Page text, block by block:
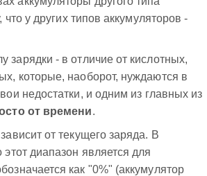
у других типов аккумуляторов -
зарядки - в отличие от кислотных,
которые, наоборот, нуждаются в
недостатки, и одним из главных из
от времени.
от текущего заряда. В
диапазон является для
как "0%" (аккумулятор